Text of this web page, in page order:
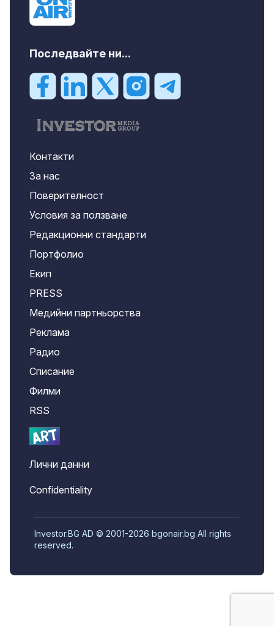
Последвайте ни...
Контакти
За нас
Поверителност
Условия за ползване
Редакционни стандарти
Портфолио
Екип
PRESS
Медийни партньорства
Реклама
Радио
Списание
Филми
RSS
Лични данни
Confidentiality
Investor.BG AD © 2001-2026 bgonair.bg All rights
reserved.